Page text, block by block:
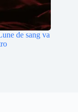
de sang va